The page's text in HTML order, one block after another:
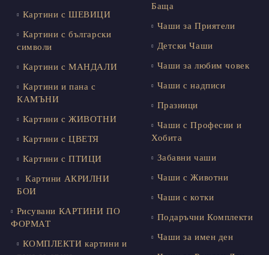
Картини с ШЕВИЦИ
Картини с български
символи
Картини с МАНДАЛИ
Картини и пана с
КАМЪНИ
Картини с ЖИВОТНИ
Картини с ЦВЕТЯ
Картини с ПТИЦИ
Картини АКРИЛНИ
БОИ
Рисувани КАРТИНИ ПО
ФОРМАТ
КОМПЛЕКТИ картини и
Баща
Чаши за Приятели
Детски Чаши
Чаши за любим човек
Чаши с надписи
Празници
Чаши с Професии и
Хобита
Забавни чаши
Чаши с Животни
Чаши с котки
Подаръчни Комплекти
Чаши за имен ден